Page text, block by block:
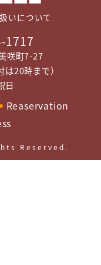
いについて
1717
咲町7-27
20時まで）
日
Reaservation
Reserved.